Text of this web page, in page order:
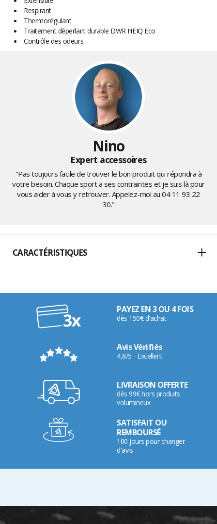
Respirant
Thermorégulant
Traitement déperlant durable DWR HEIQ Eco
Contrôle des odeurs
Nino
Expert accessoires
"Pas toujours facile de trouver le bon produit qui répondra à
votre besoin. Chaque sport a ses contraintes et je suis là pour
vous aider à vous y retrouver. Appelez-moi au04 11 93 22
30."
CARACTÉRISTIQUES
PAYEZ EN 3 OU 4 FOIS
dès 150€ d'achat
Avis Vérifiés
4,8/5 - Excellent
LIVRAISON OFFERTE
dès 99€ hors produits
volumineux
SATISFAIT OU
REMBOURSÉ
100 jours pour changer
d'avis